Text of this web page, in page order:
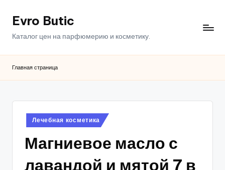
ПерейтиEvro Butic
Каталог цен на парфюмерию и косметику.
Главная страница
Опубликовано
в
Лечебная косметика
Магниевое масло с
лавандой и мятой 7 в